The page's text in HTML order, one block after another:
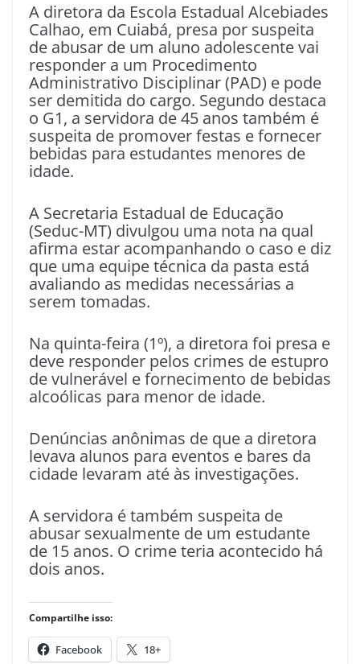
A diretora da Escola Estadual Alcebiades
Calhao, em Cuiabá, presa por suspeita
de abusar de um aluno adolescente vai
responder a um Procedimento
Administrativo Disciplinar (PAD) e pode
ser demitida do cargo. Segundo destaca
o G1, a servidora de 45 anos também é
suspeita de promover festas e fornecer
bebidas para estudantes menores de
idade.
A Secretaria Estadual de Educação
(Seduc-MT) divulgou uma nota na qual
afirma estar acompanhando o caso e diz
que uma equipe técnica da pasta está
avaliando as medidas necessárias a
serem tomadas.
Na quinta-feira (1º), a diretora foi presa e
deve responder pelos crimes de estupro
de vulnerável e fornecimento de bebidas
alcoólicas para menor de idade.
Denúncias anônimas de que a diretora
levava alunos para eventos e bares da
cidade levaram até às investigações.
A servidora é também suspeita de
abusar sexualmente de um estudante
de 15 anos. O crime teria acontecido há
dois anos.
Compartilhe isso:
Facebook 18+